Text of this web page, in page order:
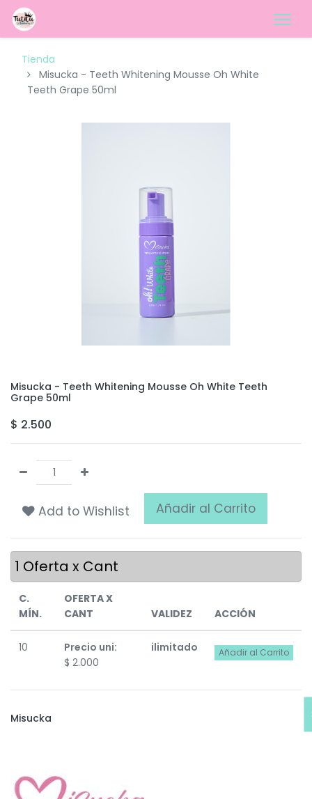
Tienda
Misucka - Teeth Whitening Mousse Oh White
Teeth Grape 50ml
Misucka - Teeth Whitening Mousse Oh White Teeth
Grape 50ml
$ 2.500
Add to Wishlist Añadir al Carrito
1 Oferta x Cant
C.
MÍN.
OFERTA X
CANT
VALIDEZ ACCIÓN
10
Precio uni:
$ 2.000
ilimitado Añadir al Carrito
Misucka